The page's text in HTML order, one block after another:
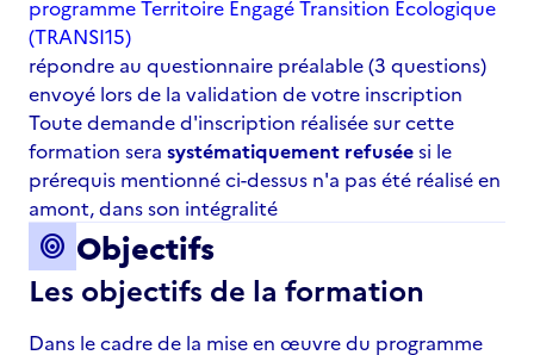
programme Territoire Engagé Transition Ecologique
(TRANSI15)
répondre au questionnaire préalable (3 questions)
envoyé lors de la validation de votre inscription
Toute demande d'inscription réalisée sur cette
formation sera systématiquement refuséesi le
prérequis mentionné ci-dessus n'a pas été réalisé en
amont, dans son intégralité
target Objectifs
Les objectifs de la formation
Dans le cadre de la mise en œuvre du programme